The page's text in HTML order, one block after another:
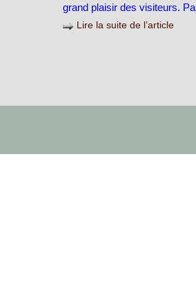
grand plaisir des visiteurs.
Lire la suite de l’article